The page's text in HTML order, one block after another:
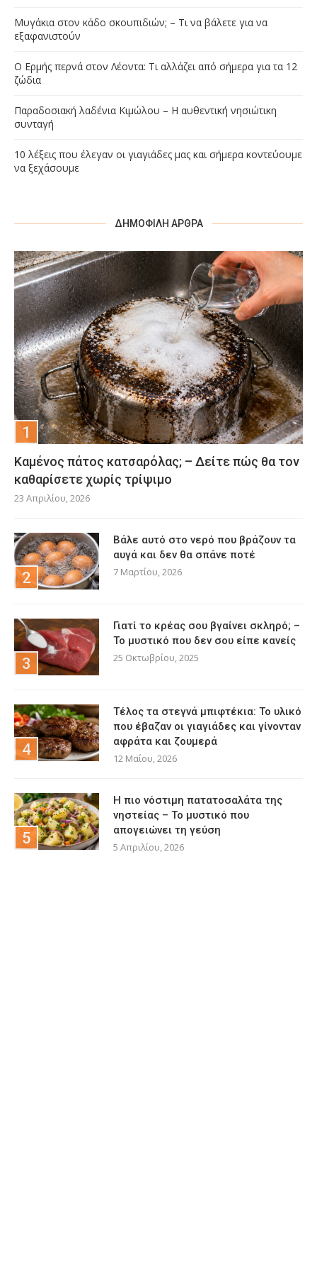
Μυγάκια στον κάδο σκουπιδιών; – Τι να βάλετε για να
εξαφανιστούν
Ο Ερμής περνά στον Λέοντα: Τι αλλάζει από σήμερα για τα 12
ζώδια
Παραδοσιακή λαδένια Κιμώλου – Η αυθεντική νησιώτικη
συνταγή
10 λέξεις που έλεγαν οι γιαγιάδες μας και σήμερα κοντεύουμε
να ξεχάσουμε
ΔΗΜΟΦΙΛΉ ΆΡΘΡΑ
Καμένος πάτος κατσαρόλας; – Δείτε πώς θα τον
καθαρίσετε χωρίς τρίψιμο
23 Απριλίου, 2026
Βάλε αυτό στο νερό που βράζουν τα
αυγά και δεν θα σπάνε ποτέ
7 Μαρτίου, 2026
Γιατί το κρέας σου βγαίνει σκληρό; –
Το μυστικό που δεν σου είπε κανείς
25 Οκτωβρίου, 2025
Τέλος τα στεγνά μπιφτέκια: Το υλικό
που έβαζαν οι γιαγιάδες και γίνονταν
αφράτα και ζουμερά
12 Μαΐου, 2026
Η πιο νόστιμη πατατοσαλάτα της
νηστείας – Το μυστικό που
απογειώνει τη γεύση
5 Απριλίου, 2026